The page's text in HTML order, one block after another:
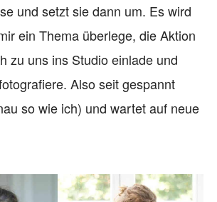
und setzt sie dann um. Es wird
ein Thema überlege, die Aktion
zu uns ins Studio einlade und
Also seit gespannt
so wie ich) und wartet auf neue